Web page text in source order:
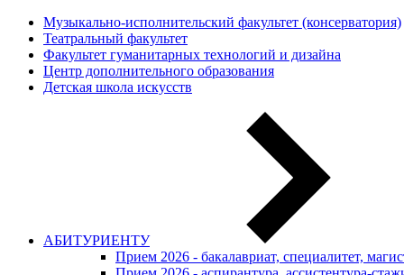
Музыкально-исполнительский факультет (консерватория)
Театральный факультет
Факультет гуманитарных технологий и дизайна
Центр дополнительного образования
Детская школа искусств
АБИТУРИЕНТУ
Прием 2026 - бакалавриат, специалитет,